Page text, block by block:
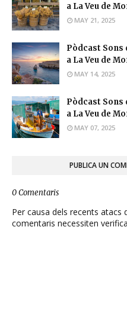
a La Veu de
MAY 21, 2025
Pòdcast
a La Veu de
MAY 14, 2025
Pòdcast
a La Veu de
MAY 07, 2025
PUBLICA UN
0 Comentaris
Per causa dels recents atacs
comentaris necessiten